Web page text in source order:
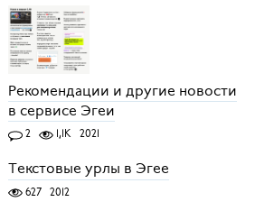
Рекомендации и другие новости
в сервисе Эгеи
2 1,1K 2021
Текстовые урлы в Эгее
627 2012